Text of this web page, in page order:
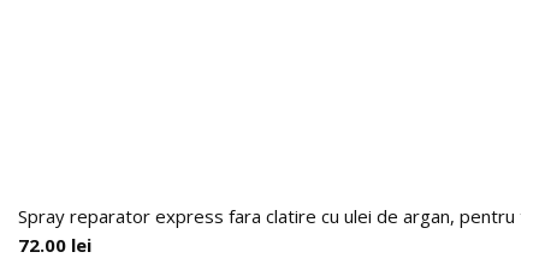
Spray reparator express fara clatire cu ulei de argan, pentru
72.00 lei